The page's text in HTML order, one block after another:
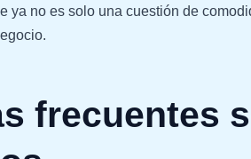
ya no es solo una cuestión de
frecuentes